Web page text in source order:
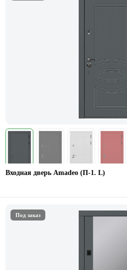
Входная дверь Amadeo (П-1. L)
Под заказ